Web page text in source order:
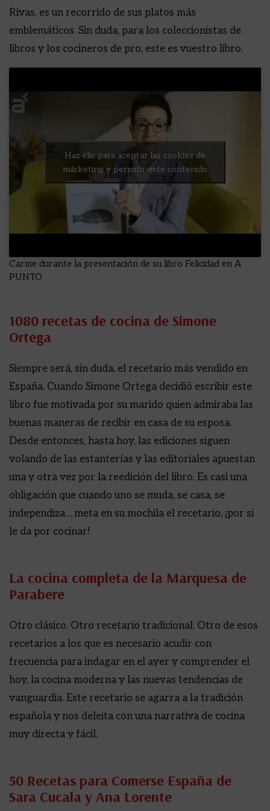
Rivas, es un recorrido de sus platos más
emblemáticos. Sin duda, para los coleccionistas de
libros y los cocineros de pro, este es vuestro libro.
Haz clic para aceptar las cookies de
márketing y permitir este contenido
Carme durante la presentación de su libro Felicidad en A
PUNTO
1080 recetas de cocina de Simone
Ortega
Siempre será, sin duda, el recetario más vendido en
España. Cuando Simone Ortega decidió escribir este
libro fue motivada por su marido quien admiraba las
buenas maneras de recibir en casa de su esposa.
Desde entonces, hasta hoy, las ediciones siguen
volando de las estanterías y las editoriales apuestan
una y otra vez por la reedición del libro. Es casi una
obligación que cuando uno se muda, se casa, se
independiza… meta en su mochila el recetario, ¡por si
le da por cocinar!
La cocina completa de la Marquesa de
Parabere
Otro clásico. Otro recetario tradicional. Otro de esos
recetarios a los que es necesario acudir con
frecuencia para indagar en el ayer y comprender el
hoy, la cocina moderna y las nuevas tendencias de
vanguardia. Este recetario se agarra a la tradición
española y nos deleita con una narrativa de cocina
muy directa y fácil.
50 Recetas para Comerse España de
Sara Cucala y Ana Lorente